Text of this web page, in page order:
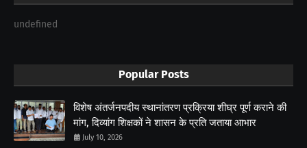
undefined
Popular Posts
विशेष अंतर्जनपदीय स्थानांतरण प्रक्रिया शीघ्र पूर्ण कराने की
मांग, दिव्यांग शिक्षकों ने शासन के प्रति जताया आभार
July 10, 2026